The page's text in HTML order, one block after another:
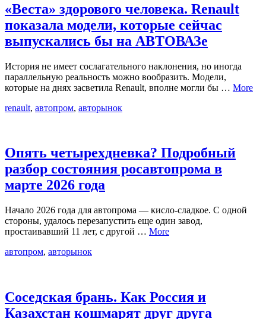
«Веста» здорового человека. Renault
показала модели, которые сейчас
выпускались бы на АВТОВАЗе
История не имеет сослагательного наклонения, но иногда
параллельную реальность можно вообразить. Модели,
которые на днях засветила Renault, вполне могли бы … More
renault, автопром, авторынок
Опять четырехдневка? Подробный
разбор состояния росавтопрома в
марте 2026 года
Начало 2026 года для автопрома — кисло-сладкое. С одной
стороны, удалось перезапустить еще один завод,
простаивавший 11 лет, с другой … More
автопром, авторынок
Соседская брань. Как Россия и
Казахстан кошмарят друг друга